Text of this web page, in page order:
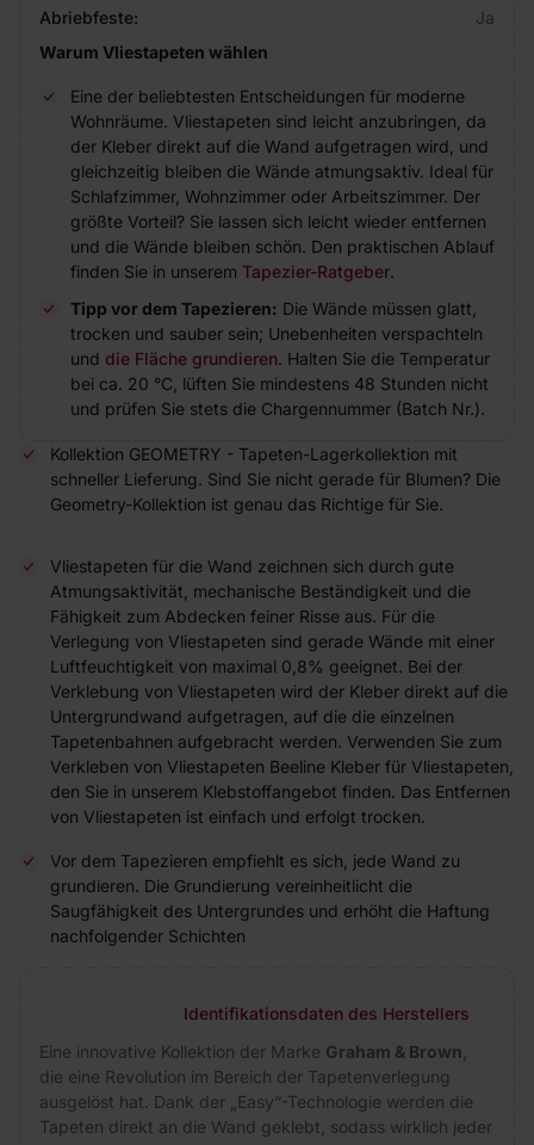
Abriebfeste:
Ja
Warum Vliestapeten wählen
Eine der beliebtesten Entscheidungen für moderne
Wohnräume. Vliestapeten sind leicht anzubringen, da
der Kleber direkt auf die Wand aufgetragen wird, und
gleichzeitig bleiben die Wände atmungsaktiv. Ideal für
Schlafzimmer, Wohnzimmer oder Arbeitszimmer. Der
größte Vorteil? Sie lassen sich leicht wieder entfernen
und die Wände bleiben schön. Den praktischen Ablauf
finden Sie in unserem Tapezier-Ratgeber.
Tipp vor dem Tapezieren: Die Wände müssen glatt,
trocken und sauber sein; Unebenheiten verspachteln
und die Fläche grundieren. Halten Sie die Temperatur
bei ca. 20 °C, lüften Sie mindestens 48 Stunden nicht
und prüfen Sie stets die Chargennummer (Batch Nr.).
Kollektion GEOMETRY - Tapeten-Lagerkollektion mit
schneller Lieferung. Sind Sie nicht gerade für Blumen? Die
Geometry-Kollektion ist genau das Richtige für Sie.
Vliestapeten für die Wand zeichnen sich durch gute
Atmungsaktivität, mechanische Beständigkeit und die
Fähigkeit zum Abdecken feiner Risse aus. Für die
Verlegung von Vliestapeten sind gerade Wände mit einer
Luftfeuchtigkeit von maximal 0,8% geeignet. Bei der
Verklebung von Vliestapeten wird der Kleber direkt auf die
Untergrundwand aufgetragen, auf die die einzelnen
Tapetenbahnen aufgebracht werden. Verwenden Sie zum
Verkleben von Vliestapeten Beeline Kleber für Vliestapeten,
den Sie in unserem Klebstoffangebot finden. Das Entfernen
von Vliestapeten ist einfach und erfolgt trocken.
Vor dem Tapezieren empfiehlt es sich, jede Wand zu
grundieren. Die Grundierung vereinheitlicht die
Saugfähigkeit des Untergrundes und erhöht die Haftung
nachfolgender Schichten
Identifikationsdaten des Herstellers
Eine innovative Kollektion der Marke Graham & Brown
die eine Revolution im Bereich der Tapetenverlegung
ausgelöst hat. Dank der „Easy“-Technologie werden die
Tapeten direkt an die Wand geklebt, sodass wirklich jeder